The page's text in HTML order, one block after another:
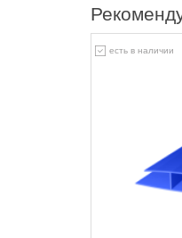
есть в наличии